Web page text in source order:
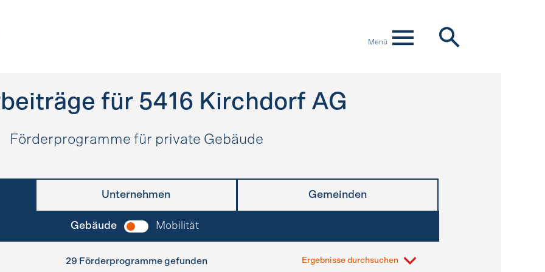
Menü
für 5416 Kirchdorf AG
Förderprogramme für private Gebäude
Unternehmen Gemeinden
Gebäude Mobilität
29 Förderprogramme gefunden Ergebnisse durchsuchen